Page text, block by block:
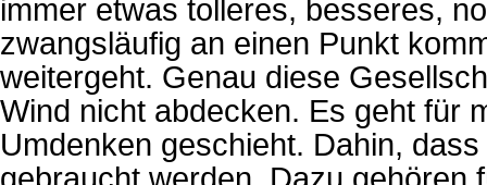
immer etwas tolleres, besseres,
zwangsläufig an einen Punkt
weitergeht. Genau diese
Wind nicht abdecken. Es geht für
Umdenken geschieht. Dahin,
gebraucht werden. Dazu gehören